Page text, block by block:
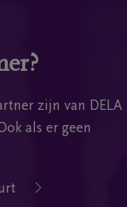
zijn van DELA
als er geen